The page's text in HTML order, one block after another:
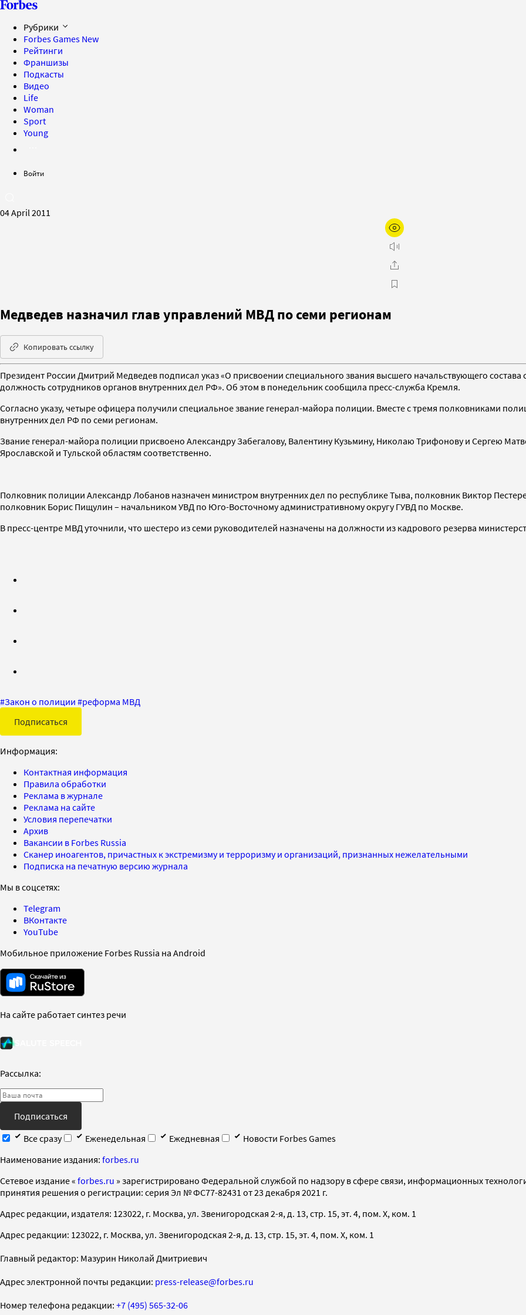
Рубрики
Forbes Games New
Рейтинги
Франшизы
Подкасты
Видео
Life
Woman
Sport
Young
Войти
04 April 2011
Медведев назначил глав управлений МВД по семи регионам
Копировать ссылку
Президент России Дмитрий Медведев подписал указ «О присвоении специального звания высшего начальствующего
должность сотрудников органов внутренних дел РФ». Об этом в понедельник сообщила пресс-служба Кремля.
Согласно указу, четыре офицера получили специальное звание генерал-майора полиции. Вместе с тремя полковниками
внутренних дел РФ по семи регионам.
Звание генерал-майора полиции присвоено Александру Забегалову, Валентину Кузьмину, Николаю Трифонову и Сергею
Ярославской и Тульской областям соответственно.
Полковник полиции Александр Лобанов назначен министром внутренних дел по республике Тыва, полковник Виктор
полковник Борис Пищулин – начальником УВД по Юго-Восточному административному округу ГУВД по Москве.
В пресс-центре МВД уточнили, что шестеро из семи руководителей назначены на должности из кадрового резерва
#Закон о полиции #реформа МВД
Подписаться
Информация:
Контактная информация
Правила обработки
Реклама в журнале
Реклама на сайте
Условия перепечатки
Архив
Вакансии в Forbes Russia
Сканер иноагентов, причастных к экстремизму и терроризму и организаций, признанных нежелательными
Подписка на печатную версию журнала
Мы в соцсетях:
Telegram
ВКонтакте
YouTube
Мобильное приложение Forbes Russia на Android
На сайте работает синтез речи
Рассылка:
Подписаться
Все сразу
Еженедельная Ежедневная
Новости Forbes Games
Наименование издания: forbes.ru
Cетевое издание « forbes.ru » зарегистрировано Федеральной службой по надзору в сфере связи, информационных
принятия решения о регистрации: серия Эл № ФС77-82431 от 23 декабря 2021 г.
Адрес редакции, издателя: 123022, г. Москва, ул. Звенигородская 2-я, д. 13, стр. 15, эт. 4, пом. X, ком. 1
Адрес редакции: 123022, г. Москва, ул. Звенигородская 2-я, д. 13, стр. 15, эт. 4, пом. X, ком. 1
Главный редактор: Мазурин Николай Дмитриевич
Адрес электронной почты редакции: press-release@forbes.ru
Номер телефона редакции: +7 (495) 565-32-06